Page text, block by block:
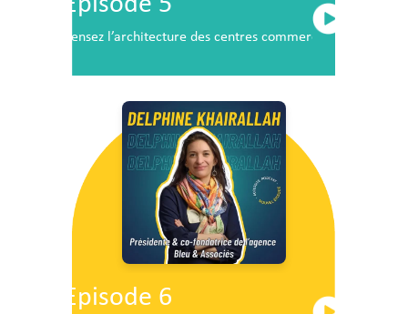
Pensez l’architecture des centres commerciaux de demain
Episode 6